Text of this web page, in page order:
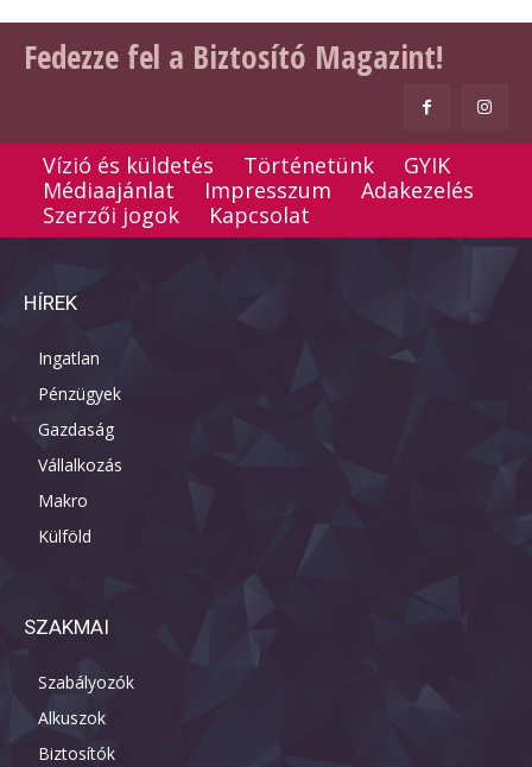
Fedezze fel a Biztosító Magazint!
Vízió és küldetés Történetünk
GYIK
Médiaajánlat
Impresszum
Adakezelés
Szerzői jogok
Kapcsolat
HÍREK
Ingatlan
Pénzügyek
Gazdaság
Vállalkozás
Makro
Külföld
SZAKMAI
Szabályozók
Alkuszok
Biztosítók